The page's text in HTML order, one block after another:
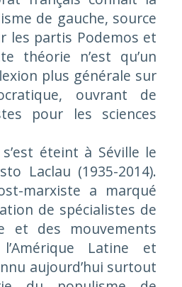
de gauche, source
les partis Podemos et
théorie n’est qu’un
plus générale sur
ouvrant de
pour les sciences
éteint à Séville le
Laclau (1935-2014).
marxiste a marqué
de spécialistes de
et des mouvements
Latine et
aujourd’hui surtout